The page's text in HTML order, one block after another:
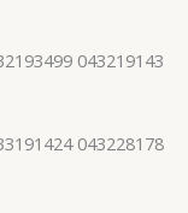
043219143
043228178